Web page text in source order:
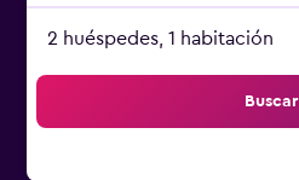
2 huéspedes, 1 habitación
Buscar